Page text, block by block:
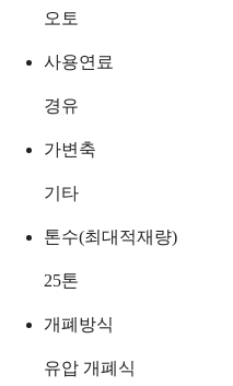
오토
사용연료
경유
가변축
기타
톤수(최대적재량)
25톤
개폐방식
유압 개폐식